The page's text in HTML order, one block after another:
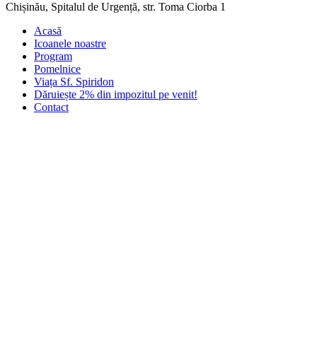
Chișinău, Spitalul de Urgență, str. Toma Ciorba 1
Acasă
Icoanele noastre
Program
Pomelnice
Viața Sf. Spiridon
Dăruiește 2% din impozitul pe venit!
Contact